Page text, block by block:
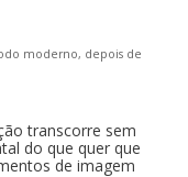
moderno, depois de
transcorre sem
do que quer que
de imagem